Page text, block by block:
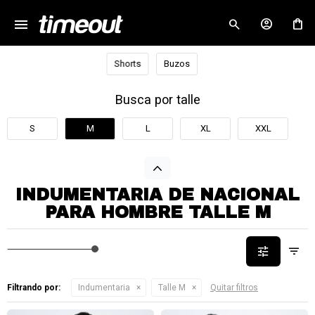
menu
Shorts Buzos
Busca por talle
S M L XL XXL
INDUMENTARIA DE NACIONAL
PARA HOMBRE TALLE M
Filtrando por: Indumentaria Talle M Quitar filtros